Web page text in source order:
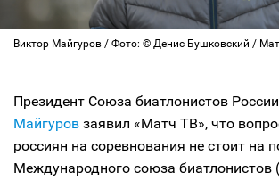
Виктор Майгуров / Фото: © Денис Бушковский /
Президент Союза биатлонистов
Майгуров заявил «Матч ТВ», что
россиян на соревнования не стоит на
Международного союза биатлонистов